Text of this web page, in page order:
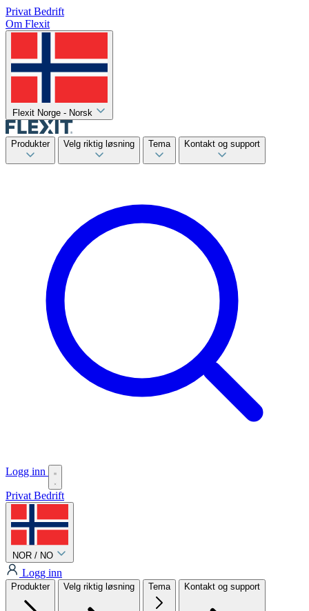
Privat Bedrift
Om Flexit
Flexit Norge - Norsk
Produkter Velg riktig løsning Tema Kontakt og support
Logg inn
Privat Bedrift
NOR / NO
Logg inn
Produkter Velg riktig løsning Tema Kontakt og support